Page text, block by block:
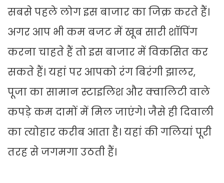
सबसे पहले लोग इस बाजार का जिक्र करते हैं।
अगर आप भी कम बजट में खूब सारी शॉपिंग
करना चाहते हैं तो इस बाजार में विकसित कर
सकते हैं। यहां पर आपको रंग बिरंगी झालर,
पूजा का सामान स्टाइलिश और क्वालिटी वाले
कपड़े कम दामों में मिल जाएंगे। जैसे ही दिवाली
का त्योहार करीब आता है। यहां की गलियां पूरी
तरह से जगमगा उठती हैं।